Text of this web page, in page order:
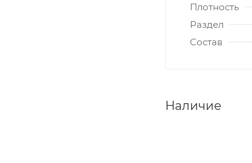
Плотность
Раздел
Состав
Наличие